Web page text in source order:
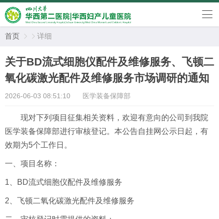
首页   详细
关于BD流式细胞仪配件及维修服务、飞顿二
氧化碳激光配件及维修服务市场调研的通知
2026-06-03 08:51:10 医学装备保障部
现对下列项目征集相关资料，欢迎有意向的公司到我院
医学装备保障部进行审核登记。本公告自挂网公示日起，有
效期为5个工作日。
一、项目名称：
1、BD流式细胞仪配件及维修服务
2、飞顿二氧化碳激光配件及维修服务